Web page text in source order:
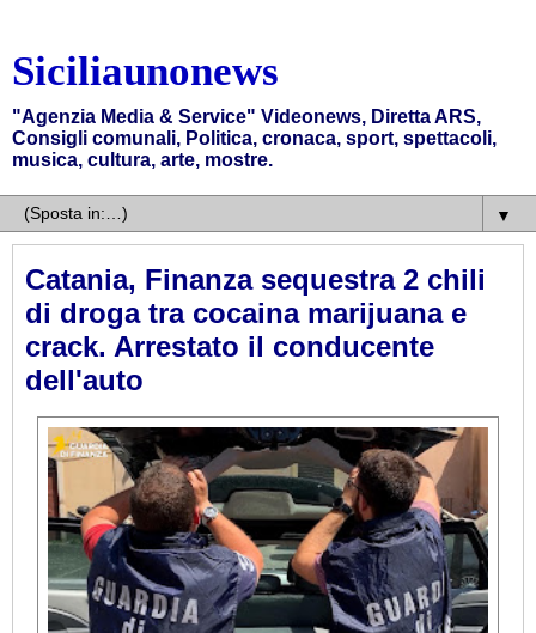
Siciliaunonews
"Agenzia Media & Service" Videonews, Diretta ARS,
Consigli comunali, Politica, cronaca, sport, spettacoli,
musica, cultura, arte, mostre.
▼
Catania, Finanza sequestra 2 chili
di droga tra cocaina marijuana e
crack. Arrestato il conducente
dell'auto